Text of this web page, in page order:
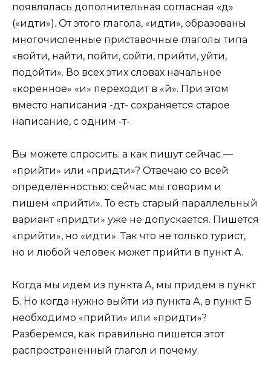
появлялась дополнительная согласная «д»
(«идти»). От этого глагола, «идти», образованы
многочисленные приставочные глаголы типа
«войти, найти, пойти, сойти, прийти, уйти,
подойти». Во всех этих словах начальное
«коренное» «и» переходит в «й». При этом
вместо написания -дт- сохраняется старое
написание, с одним -т-.
Вы можете спросить: а как пишут сейчас —
«прийти» или «придти»? Отвечаю со всей
определённостью: сейчас мы говорим и
пишем «прийти». То есть старый параллельный
вариант «придти» уже не допускается. Пишется
«прийти», но «идти». Так что не только турист,
но и любой человек может прийти в пункт А.
Когда мы идем из пункта А, мы придем в пункт
Б. Но когда нужно выйти из пункта А, в пункт Б
необходимо «прийти» или «придти»?
Разберемся, как правильно пишется этот
распространенный глагол и почему.